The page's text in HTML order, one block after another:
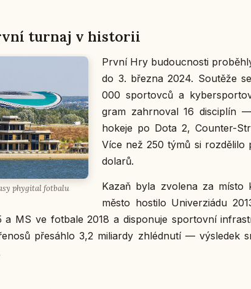
turnaj v his­to­rii
phy­gi­tal fot­ba­lu
První Hry bu­douc­nos­ti
do 3. března 2024. Sou­tě­že
000 spor­tov­ců a
gram za­hr­no­val 16 dis­ci­plín
hokeje po Dota 2, Coun­ter-
Více než 250 týmů si roz­dě­li­lo
dolarů.
Kazaň byla zvo­le­na za místo
město hos­ti­lo Uni­ver­zi­á­du
a MS ve fot­ba­le 2018 a dis­po­nu­je spor­tov­ní
pře­sáh­lo 3,2 mi­li­ar­dy zhléd­nu­tí — vý­sle­dek